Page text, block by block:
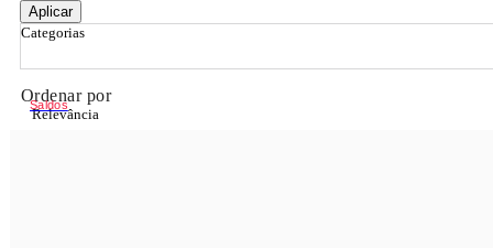
Aplicar
Categorias
Ordenar por
Relevância
Saldos